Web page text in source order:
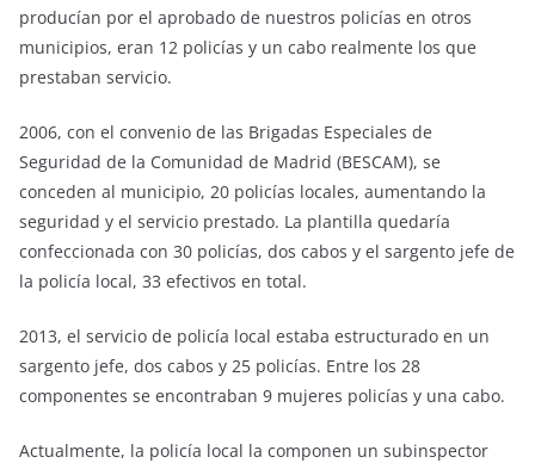
producían por el aprobado de nuestros policías en otros
municipios, eran 12 policías y un cabo realmente los que
prestaban servicio.
2006, con el convenio de las Brigadas Especiales de
Seguridad de la Comunidad de Madrid (BESCAM), se
conceden al municipio, 20 policías locales, aumentando la
seguridad y el servicio prestado. La plantilla quedaría
confeccionada con 30 policías, dos cabos y el sargento jefe de
la policía local, 33 efectivos en total.
2013, el servicio de policía local estaba estructurado en un
sargento jefe, dos cabos y 25 policías. Entre los 28
componentes se encontraban 9 mujeres policías y una cabo.
Actualmente, la policía local la componen un subinspector